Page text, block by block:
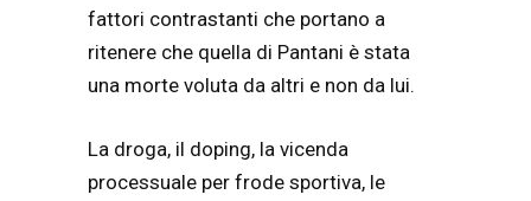
fattori contrastanti che portano a
ritenere che quella di Pantani è stata
una morte voluta da altri e non da lui.
La droga, il doping, la vicenda
processuale per frode sportiva, le